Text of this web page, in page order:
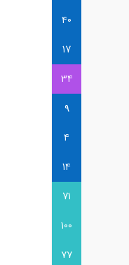
40
17
34
9
4
14
71
100
77